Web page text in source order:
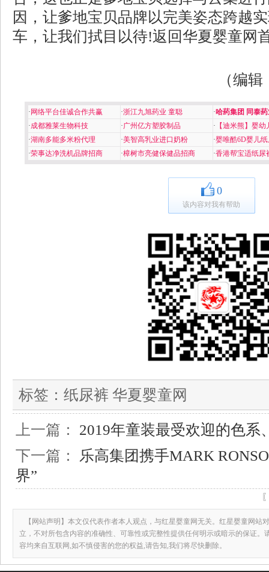
因，让爹地宝贝品牌以完美姿态跨越
车，让我们拭目以待!返回 华夏婴童网
（编
· 网络平台佳诚合作共赢 ·浙江九旭药业 童聪 ·哈药集团 同泰
·成都雅莱生物科技 ·广州亿方塑胶制品 · 【迪米熊】婴幼
·湖南多能多米粉代理 ·美智高乳业进口奶粉 ·婴唯酷6D婴儿
·荣事达净洗机品牌招商 ·樟树市亮健保健品招商 ·香港帮宝适纸尿
0
该内容对我有帮助
标签： 纸尿裤 华夏婴童网
上一篇： 2019年童装最受欢迎的色系
下一篇： 乐高集团携手MARK
界”
【网站声明】本文仅代表作者本人观点，与红星婴童网无关。红星婴童网站
立，不对所包含内容的准确性、可靠性或完整性提供任何明示或暗示的保证。
容均来自互联网,如不慎侵害的您的权益,请告知,我们将尽快删除。